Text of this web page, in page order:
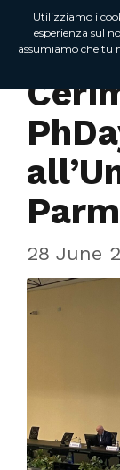
Incontri sul
28 June
Utilizziamo i
esperienza sul
assumiamo che tu